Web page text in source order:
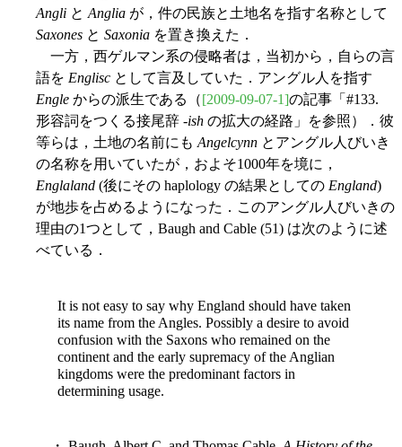
Angli と Anglia が，件の民族と土地名を指す名称として
Saxones と Saxonia を置き換えた．
一方，西ゲルマン系の侵略者は，当初から，自らの言
語を Englisc として言及していた．アングル人を指す
Engle からの派生である（[2009-09-07-1]の記事「#133.
形容詞をつくる接尾辞 -ish の拡大の経路」を参照）．彼
等らは，土地の名前にも Angelcynn とアングル人びいき
の名称を用いていたが，およそ1000年を境に，
Englaland (後にその haplology の結果としての England)
が地歩を占めるようになった．このアングル人びいきの
理由の1つとして，Baugh and Cable (51) は次のように述
べている．
It is not easy to say why England should have taken
its name from the Angles. Possibly a desire to avoid
confusion with the Saxons who remained on the
continent and the early supremacy of the Anglian
kingdoms were the predominant factors in
determining usage.